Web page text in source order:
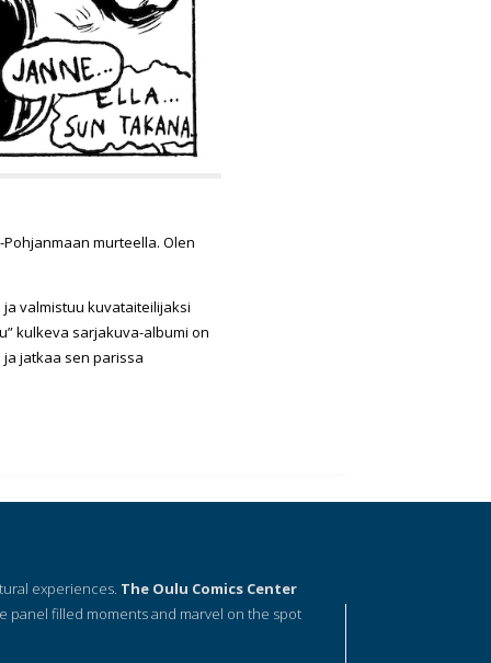
murteella. Olen
valmistuu kuvataiteilijaksi
kulkeva sarjakuva-albumi on
jatkaa sen parissa
experiences. The Oulu Comics Center
panel filled moments and marvel on the spot